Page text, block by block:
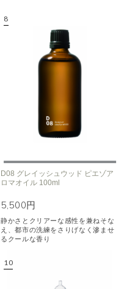
D08 グレイッシュウッド ピエゾア
ロマオイル 100ml
5,500円
静かさとクリアーな感性を兼ねそな
え、都市の洗練をさりげなく滲ませ
るクールな香り